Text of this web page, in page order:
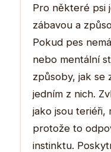
Pro některé psi
zábavou a
Pokud pes
nebo mentální
způsoby, jak se
jedním z nich.
jako jsou teriéři,
protože to
instinktu.